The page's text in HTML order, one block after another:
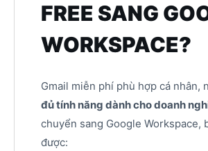
FREE SANG
WORKSPACE?
Gmail miễn phí phù hợp cá nhân,
đủ tính năng dành cho doanh
chuyển sang Google Workspace,
được: